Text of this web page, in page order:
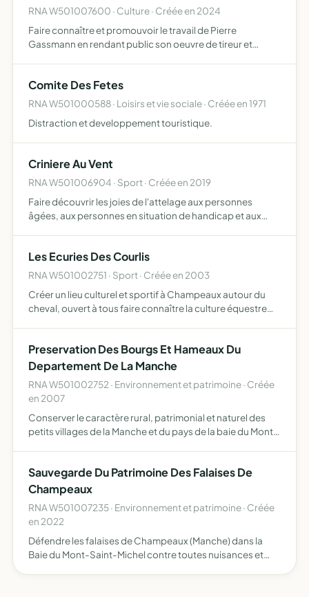
RNA W501007600 · Culture · Créée en 2024
Faire connaître et promouvoir le travail de Pierre
Gassmann en rendant public son oeuvre de tireur et
préservation des oeuvre…
Comite Des Fetes
RNA W501000588 · Loisirs et vie sociale · Créée en 1971
Distraction et developpement touristique.
Criniere Au Vent
RNA W501006904 · Sport · Créée en 2019
Faire découvrir les joies de l'attelage aux personnes
âgées, aux personnes en situation de handicap et aux
Les Ecuries Des Courlis
RNA W501002751 · Sport · Créée en 2003
Créer un lieu culturel et sportif à Champeaux autour du
cheval, ouvert à tous faire connaître la culture équestre
e…
Preservation Des Bourgs Et Hameaux Du
Departement De La Manche
RNA W501002752 · Environnement et patrimoine · Créée
en 2007
Conserver le caractère rural, patrimonial et naturel des
petits villages de la Manche et du pays de la baie du Mont
Sauvegarde Du Patrimoine Des Falaises De
Champeaux
RNA W501007235 · Environnement et patrimoine · Créée
en 2022
Défendre les falaises de Champeaux (Manche) dans la
Baie du Mont-Saint-Michel contre toutes nuisances et